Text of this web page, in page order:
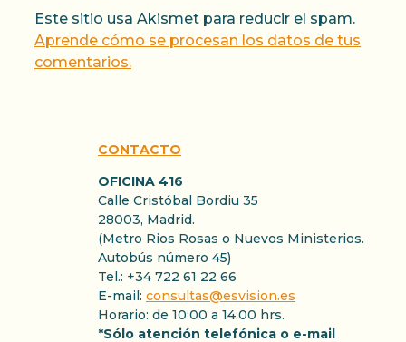
Este sitio usa Akismet para reducir el spam.
Aprende cómo se procesan los datos de tus
comentarios.
CONTACTO
OFICINA 416
Calle Cristóbal Bordiu 35
28003, Madrid.
(Metro Rios Rosas o Nuevos Ministerios.
Autobús número 45)
Tel.: +34 722 61 22 66
E-mail: consultas@esvision.es
Horario: de 10:00 a 14:00 hrs.
*Sólo atención telefónica o e-mail